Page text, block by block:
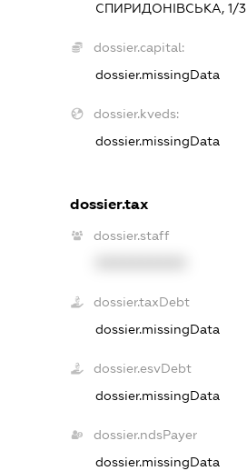
СПИРИДОНІВСЬКА, 1/3
dossier.capital:
dossier.missingData
dossier.kveds:
dossier.missingData
dossier.tax
dossier.staff
dossier.taxDebt
dossier.missingData
dossier.esvDebt
dossier.missingData
dossier.ndsPayer
dossier.missingData